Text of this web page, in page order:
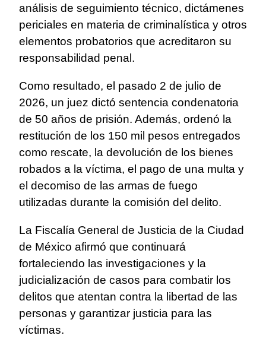
análisis de seguimiento técnico, dictámenes
periciales en materia de criminalística y otros
elementos probatorios que acreditaron su
responsabilidad penal.
Como resultado, el pasado 2 de julio de
2026, un juez dictó sentencia condenatoria
de 50 años de prisión. Además, ordenó la
restitución de los 150 mil pesos entregados
como rescate, la devolución de los bienes
robados a la víctima, el pago de una multa y
el decomiso de las armas de fuego
utilizadas durante la comisión del delito.
La Fiscalía General de Justicia de la Ciudad
de México afirmó que continuará
fortaleciendo las investigaciones y la
judicialización de casos para combatir los
delitos que atentan contra la libertad de las
personas y garantizar justicia para las
víctimas.